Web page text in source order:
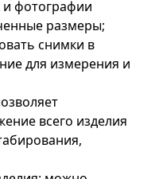
фотографии
размеры;
снимки в
для измерения и
всего изделия